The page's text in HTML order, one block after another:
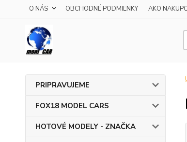
O NÁS OBCHODNÉ PODMIENKY AKO
PRIPRAVUJEME
FOX18 MODEL CARS
HOTOVÉ MODELY - ZNAČKA